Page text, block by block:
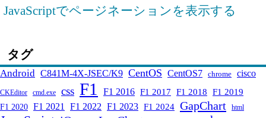
JavaScriptでページネーションを表示する
タグ
Android C841M-4X-JSEC/K9 CentOS CentOS7 chrome cisco
CKEditor cmd.exe css F1 F1 2016 F1 2017 F1 2018 F1 2019
F1 2020 F1 2021 F1 2022 F1 2023 F1 2024 GapChart html